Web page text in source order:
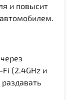
и повысит
(2.4GHz и